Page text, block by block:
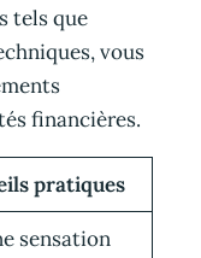
tels que
vous
financières.
pratiques
sensation